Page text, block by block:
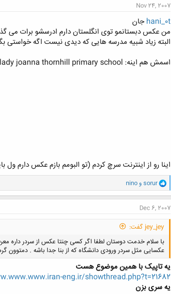
Nov 24, 2007
hani_0t جان
من عکس دبستانمو توی انگلستان دارم ادرسشو برات می
البته زیاد شبیه مدرسه هایی که دیدی نیست اگه خواستی
اسمش هم اینه: lady joanna thornhill primary school
اینا رو از اینترنت سرچ کردم (تو البومم بازم عکس دارم
و
ا
ک
ش
ا
sorur و nino
Dec 6, 2007
jey_jey گفت:
با سلام خدمت دوستان لطفا اگر کسی چنتا عکس از سردر داره
عکسایی مثل سردر ورودی دانشگاه که از بنا جدا باشه . دمتوون
یه تاپیک با همین موضوع هست
eng.ir/showthread.php?t=21682
یه سری بزن